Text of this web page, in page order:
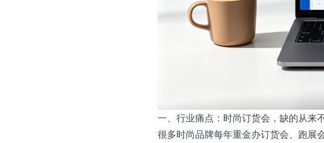
一、行业痛点：时尚订货会，缺的从来
很多时尚品牌每年重金办订货会、跑展